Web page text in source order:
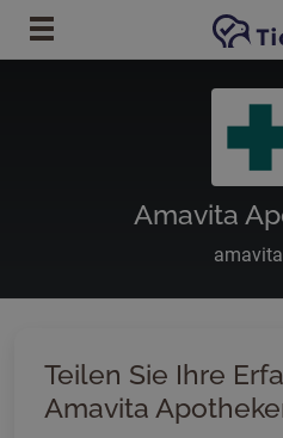
Zum Hauptinhalt springen
Amavita
Teilen Sie Ihre
Amavita